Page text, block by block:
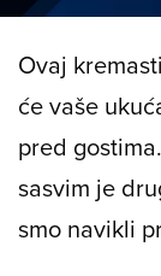
Ovaj
će vaše
pred
sasvim je
smo navikli